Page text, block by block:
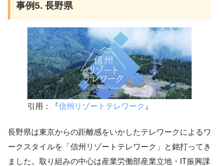
事例5. 長野県
引用：『信州リゾートテレワーク 』
長野県は東京からの距離感をいかしたテレワークによるワ
ークスタイルを「信州リゾートテレワーク」と銘打ってき
ました。取り組みの中心は産業労働部産業立地・IT振興課